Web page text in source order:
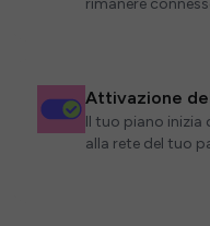
rimanere
Attivazione
Il tuo piano inizia
alla rete del tuo